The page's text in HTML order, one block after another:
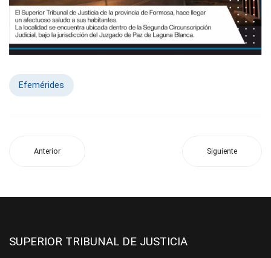
Efemérides
Anterior Siguiente
SUPERIOR TRIBUNAL DE JUSTICIA